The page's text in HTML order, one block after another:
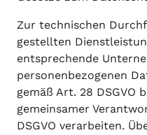
Zur technischen
gestellten
entsprechende
personenbezogenen
gemäß Art. 28 DSGVO
gemeinsamer
DSGVO verarbeiten.